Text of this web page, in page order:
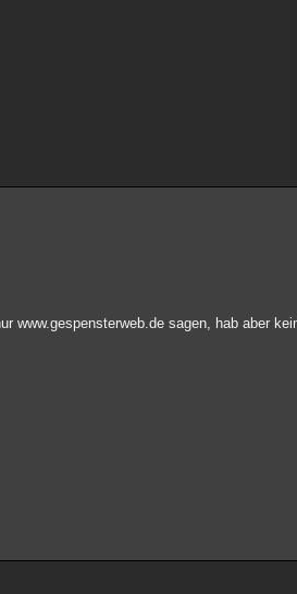
www.gespensterweb.de sagen, hab aber